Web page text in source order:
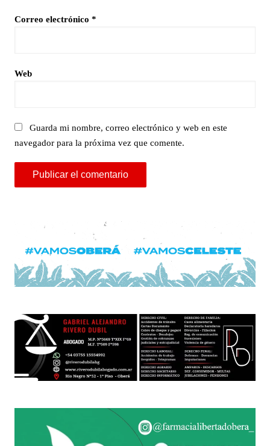
Correo electrónico *
Web
Guarda mi nombre, correo electrónico y web en este
navegador para la próxima vez que comente.